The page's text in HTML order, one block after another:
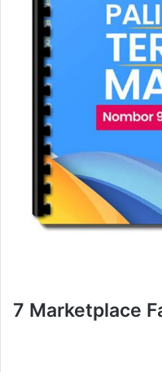
7 Marketplace